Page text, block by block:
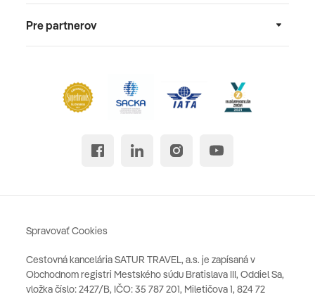
Pre partnerov
Cestovná kancelária SATUR TRAVEL, a.s. je zapísaná v
Obchodnom registri Mestského súdu Bratislava III, Oddiel Sa,
vložka číslo: 2427/B, IČO: 35 787 201, Miletičova 1, 824 72
Spravovať Cookies